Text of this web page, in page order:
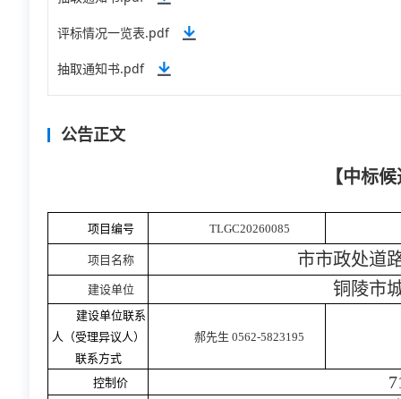
评标情况一览表.pdf
抽取通知书.pdf
公告正文
【中标
项目编号 TLGC20260085
项目名称 市市政处道
建设单位 铜陵市
建设单位联系
人（受理异议人）
联系方式
郝先生 0562-5823195
控制价